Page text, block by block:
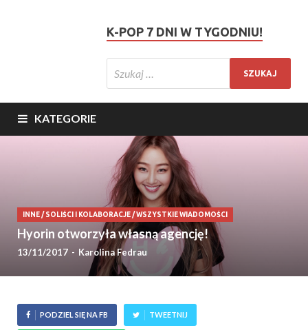
K-POP 7 DNI W TYGODNIU!
KATEGORIE
INNE/SOLIŚCI I KOLABORACJE/WSZYSTKIE WIADOMOŚCI
Hyorin otworzyła własną agencję!
13/11/2017 - Karolina Fedrau
PODZIEL SIĘ NA FB TWEETNIJ